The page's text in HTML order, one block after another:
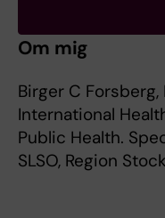
Om mig
Birger C Forsberg,
International
Public Health.
SLSO, Region